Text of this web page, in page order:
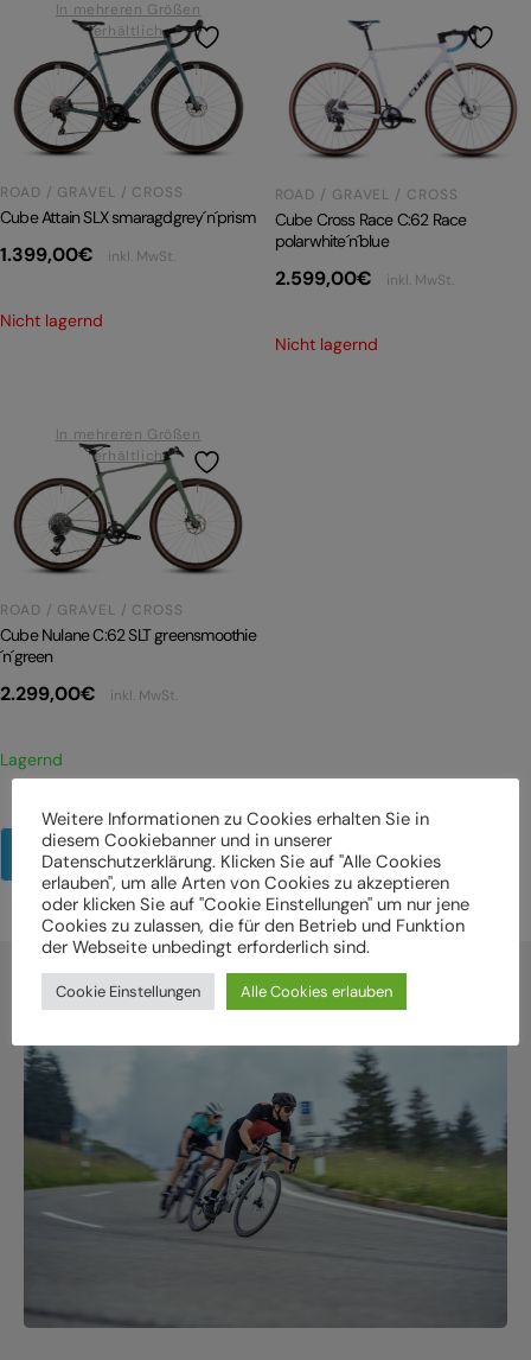
In mehreren Größen
erhältlich
ROAD / GRAVEL / CROSS
Cube Attain SLX smaragdgrey´n´prism
1.399,00€ inkl. MwSt.
Nicht lagernd
ROAD / GRAVEL / CROSS
Cube Cross Race C:62 Race
polarwhite´n´blue
2.599,00€ inkl. MwSt.
Nicht lagernd
In mehreren Größen
erhältlich
ROAD / GRAVEL / CROSS
Cube Nulane C:62 SLT greensmoothie
´n´green
2.299,00€ inkl. MwSt.
Lagernd
Mehr Produkte anzeigen
Weitere Informationen zu Cookies erhalten Sie in
diesem Cookiebanner und in unserer
Datenschutzerklärung. Klicken Sie auf "Alle Cookies
erlauben", um alle Arten von Cookies zu akzeptieren
oder klicken Sie auf "Cookie Einstellungen" um nur jene
Cookies zu zulassen, die für den Betrieb und Funktion
der Webseite unbedingt erforderlich sind.
Cookie Einstellungen Alle Cookies erlauben